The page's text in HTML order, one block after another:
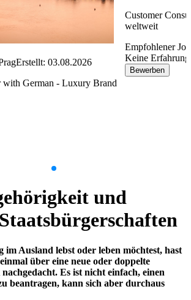
Erstellt: 03.08.2026
with German - Luxury Brand
Customer
weltweit
Empfohlener Job
Keine
Bewerben
und
im Ausland lebst oder leben möchtest, hast
über eine neue oder doppelte
Es ist nicht einfach, einen
beantragen, kann sich aber durchaus